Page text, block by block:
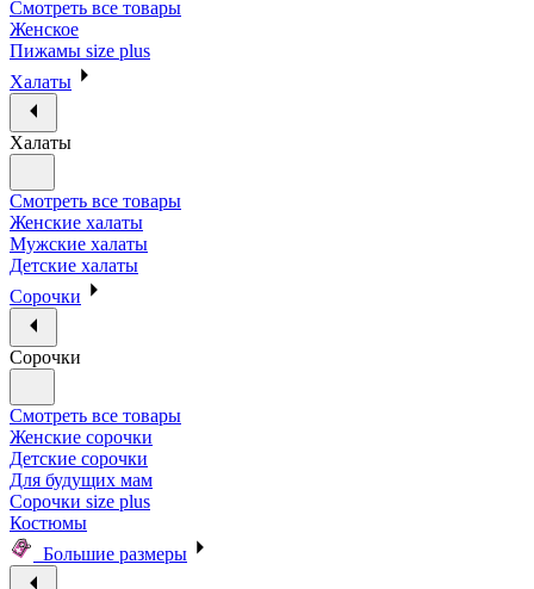
Смотреть все товары
Женское
Пижамы size plus
Халаты
Халаты
Смотреть все товары
Женские халаты
Мужские халаты
Детские халаты
Сорочки
Сорочки
Смотреть все товары
Женские сорочки
Детские сорочки
Для будущих мам
Сорочки size plus
Костюмы
Большие размеры